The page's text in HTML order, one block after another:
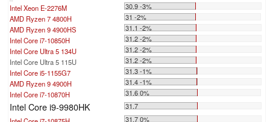
Intel Xeon E-2276M
30.9 -3%
AMD Ryzen 7 4800H
31 -2%
AMD Ryzen 9 4900HS
31.1 -2%
Intel Core i7-10850H
31.2 -2%
Intel Core Ultra 5 134U
31.2 -2%
Intel Core Ultra 5 115U
31.2 -2%
Intel Core i5-1155G7
31.3 -1%
AMD Ryzen 9 4900H
31.4 -1%
Intel Core i7-10870H
31.6 0%
Intel Core i9-9980HK
31.7
31.7 0%